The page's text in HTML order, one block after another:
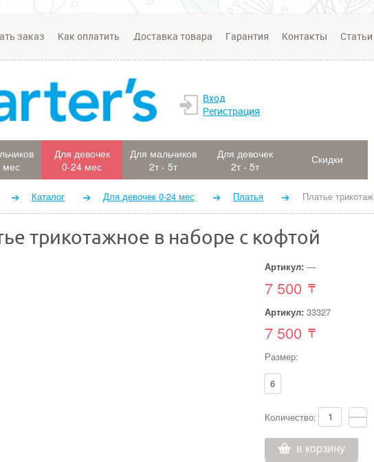
заказ Как оплатить Доставка товара Гарантия Контакты Статьи
Вход
Регистрация
мес
Для девочек
0-24 мес
Для мальчиков
2т - 5т
Для девочек
2т - 5т
Скидки
Каталог Для девочек 0-24 мес Платья Платье
трикотажное в наборе с кофтой
Артикул: —
7 500
Артикул: 33327
7 500
Размер:
6
Количество:
в корзину